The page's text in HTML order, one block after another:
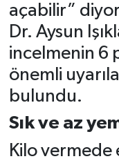
açabilir”
Dr. Aysun
incelmenin 6
önemli
bulundu.
Sık ve az
Kilo